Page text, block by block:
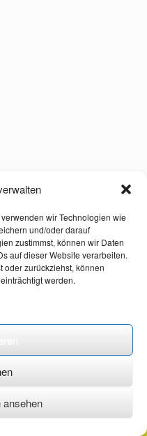
wir Technologien wie
und/oder darauf
zustimmst, können wir Daten
auf dieser Website verarbeiten.
zurückziehst, können
werden.
ansehen
Datenschutzerklärung ·Impressum ·